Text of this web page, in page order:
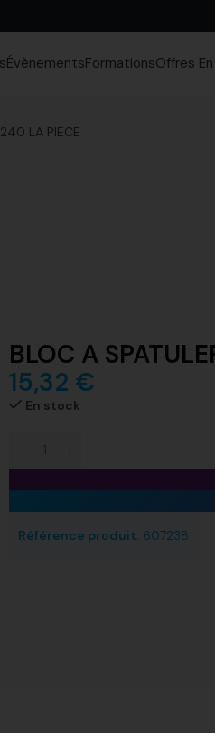
ÉvènementsFormationsOffres
LA PIECE
BLOC A
15,32 €
En stock
Référence produit:607238